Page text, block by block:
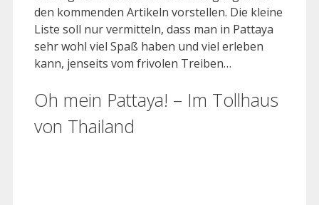
den kommenden Artikeln vorstellen. Die kleine
Liste soll nur vermitteln, dass man in Pattaya
sehr wohl viel Spaß haben und viel erleben
kann, jenseits vom frivolen Treiben…
Oh mein Pattaya! – Im Tollhaus
von Thailand